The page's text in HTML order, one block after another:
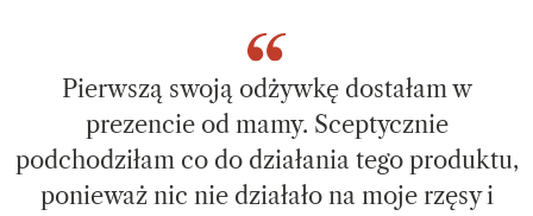
Pierwszą swoją odżywkę dostałam w
prezencie od mamy. Sceptycznie
podchodziłam co do działania tego produktu,
ponieważ nic nie działało na moje rzęsy i